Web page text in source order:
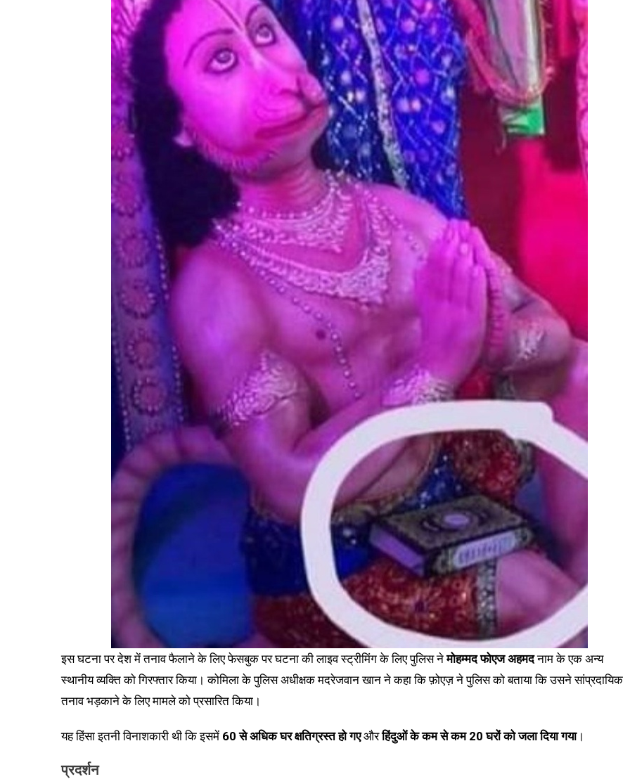
इस घटना पर देश में तनाव फैलाने के लिए फेसबुक पर घटना की लाइव स्ट्रीमिंग के लिए पुलिस नेमोहम्मद फोएज अहमदनाम के एक अन्य
स्थानीय व्यक्ति को गिरफ्तार किया। कोमिला के पुलिस अधीक्षक मदरेजवान खान ने कहा कि फ़ोएज़ ने पुलिस को बताया कि उसने सांप्रदायिक
तनाव भड़काने के लिए मामले को प्रसारित किया।
यह हिंसा इतनी विनाशकारी थी कि इसमें 60 से अधिक घर क्षतिग्रस्त हो गएऔरहिंदुओं के कम से कम 20 घरों को जला दिया गया।
प्रदर्शन